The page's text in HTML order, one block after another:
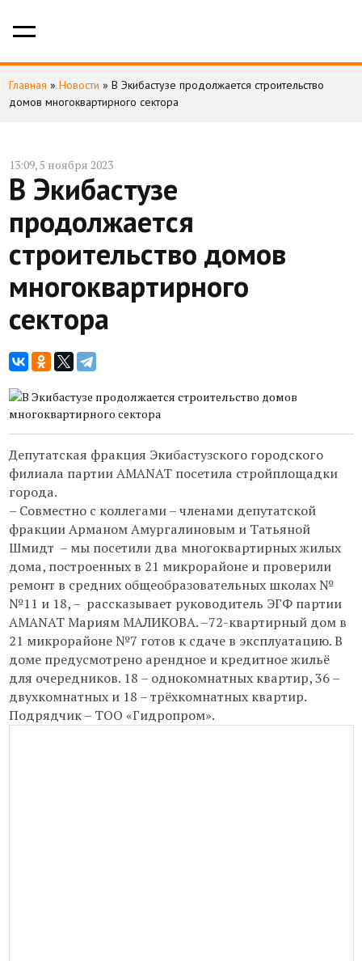
Главная » Новости » В Экибастузе продолжается строительство
домов многоквартирного сектора
13:09, 5 ноября 2023
В Экибастузе
продолжается
строительство домов
многоквартирного
сектора
Депутатская фракция Экибастузского городского
филиала партии AMANAT посетила стройплощадки
города.
– Совместно с коллегами – членами депутатской
фракции Арманом Амургалиновым и Татьяной
Шмидт – мы посетили два многоквартирных жилых
дома, построенных в 21 микрорайоне и проверили
ремонт в средних общеобразовательных школах №
№11 и 18, – рассказывает руководитель ЭГФ партии
AMANAT Мариям МАЛИКОВА. –72-квартирный дом в
21 микрорайоне №7 готов к сдаче в эксплуатацию. В
доме предусмотрено арендное и кредитное жильё
для очередников. 18 – однокомнатных квартир, 36 –
двухкомнатных и 18 – трёхкомнатных квартир.
Подрядчик – ТОО «Гидропром».